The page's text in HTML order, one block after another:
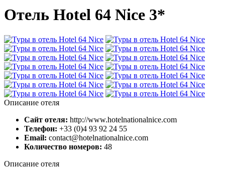
Отель Hotel 64 Nice 3*
Описание отеля
Сайт отеля: http://www.hotelnationalnice.com
Телефон: +33 (0)4 93 92 24 55
Email: contact@hotelnationalnice.com
Количество номеров: 48
Описание отеля